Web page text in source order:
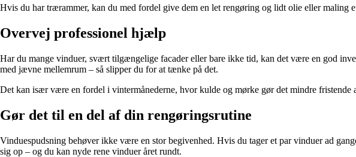
Hvis du har trærammer, kan du med fordel give dem en let rengøring og lidt olie eller maling
Overvej professionel hjælp
Har du mange vinduer, svært tilgængelige facader eller bare ikke tid, kan det være en god
med jævne mellemrum – så slipper du for at tænke på det.
Det kan især være en fordel i vintermånederne, hvor kulde og mørke gør det mindre fristende
Gør det til en del af din rengøringsrutine
Vinduespudsning behøver ikke være en stor begivenhed. Hvis du tager et par vinduer ad
sig op – og du kan nyde rene vinduer året rundt.